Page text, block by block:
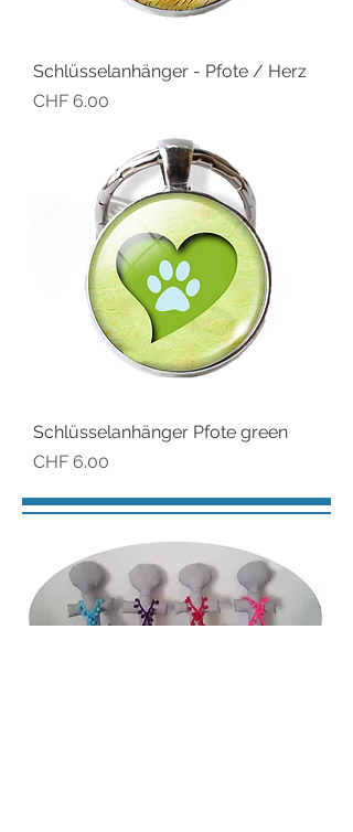
Schlüsselanhänger - Pfote / Herz
Preis
CHF 6.00
Schlüsselanhänger Pfote green
Preis
CHF 6.00